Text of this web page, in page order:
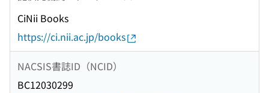
CiNii Books
https://ci.nii.ac.jp/books
NACSIS書誌ID（NCID）
BC12030299